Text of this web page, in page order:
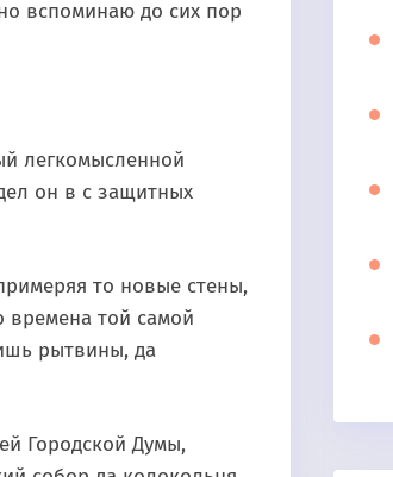
вспоминаю до сих пор
легкомысленной
он в с защитных
то новые стены,
времена той самой
рытвины, да
Городской Думы,